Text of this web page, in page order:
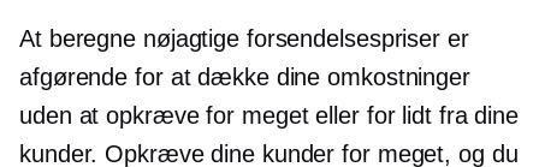
At beregne nøjagtige forsendelsespriser er
afgørende for at dække dine omkostninger
uden at opkræve for meget eller for lidt fra dine
kunder. Opkræve dine kunder for meget, og du